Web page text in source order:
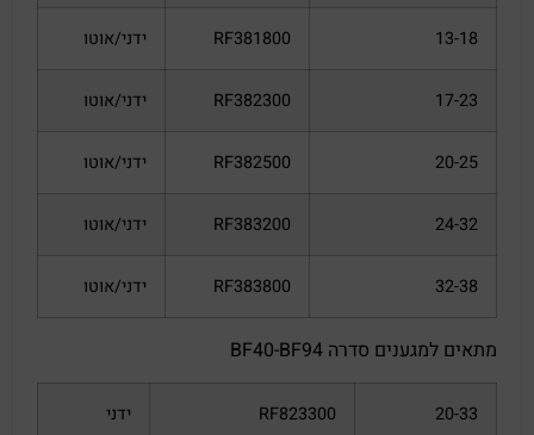
13-18
RF381800 ידני/אוטו
17-23
RF382300 ידני/אוטו
20-25
RF382500 ידני/אוטו
24-32
RF383200 ידני/אוטו
32-38
RF383800 ידני/אוטו
מתאים למגענים סדרה BF40-BF94
20-33
RF823300 ידני